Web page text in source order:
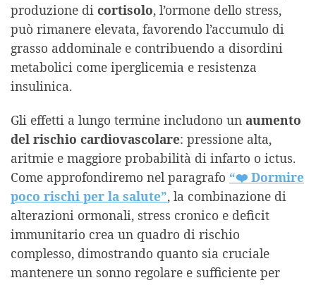
produzione di cortisolo, l’ormone dello stress,
può rimanere elevata, favorendo l’accumulo di
grasso addominale e contribuendo a disordini
metabolici come iperglicemia e resistenza
insulinica.
Gli effetti a lungo termine includono un aumento
del rischio cardiovascolare: pressione alta,
aritmie e maggiore probabilità di infarto o ictus.
Come approfondiremo nel paragrafo “❤️ Dormire
poco rischi per la salute”, la combinazione di
alterazioni ormonali, stress cronico e deficit
immunitario crea un quadro di rischio
complesso, dimostrando quanto sia cruciale
mantenere un sonno regolare e sufficiente per